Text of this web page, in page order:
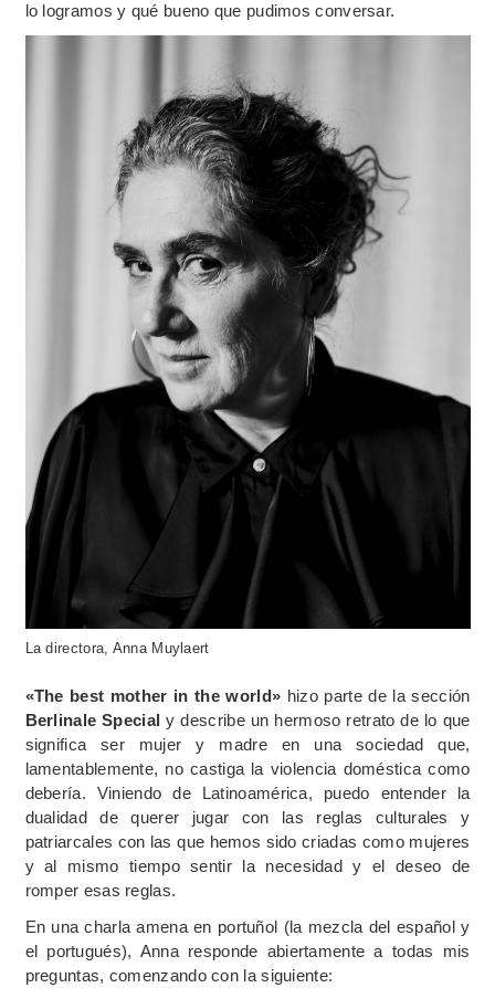
lo logramos y qué bueno que pudimos conversar.
La directora, Anna Muylaert
«The best mother in the world» hizo parte de la sección
Berlinale Special y describe un hermoso retrato de lo que
significa ser mujer y madre en una sociedad que,
lamentablemente, no castiga la violencia doméstica como
debería. Viniendo de Latinoamérica, puedo entender la
dualidad de querer jugar con las reglas culturales y
patriarcales con las que hemos sido criadas como mujeres
y al mismo tiempo sentir la necesidad y el deseo de
romper esas reglas.
En una charla amena en portuñol (la mezcla del español y
el portugués), Anna responde abiertamente a todas mis
preguntas, comenzando con la siguiente: